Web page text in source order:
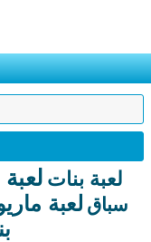
لعبة بنات
سباق لعبة